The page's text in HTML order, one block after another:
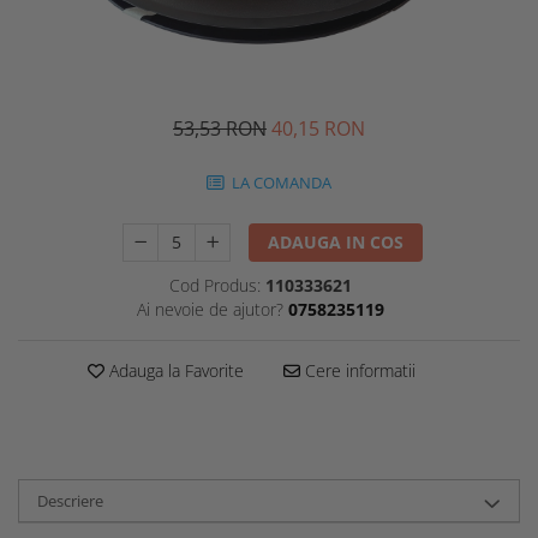
53,53 RON40,15 RON
LA COMANDA
ADAUGA IN COS
Cod Produs: 110333621
Ai nevoie de ajutor? 0758235119
Adauga la Favorite Cere informatii
Descriere